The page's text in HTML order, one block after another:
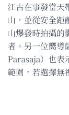
江古在事發當天
山，並從安全距
山爆發時拍攝的
者。另一位嚮導
Parasaja）也表
範圍，若選擇無